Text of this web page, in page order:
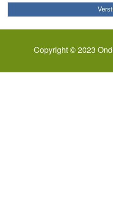
Copyright © 2023